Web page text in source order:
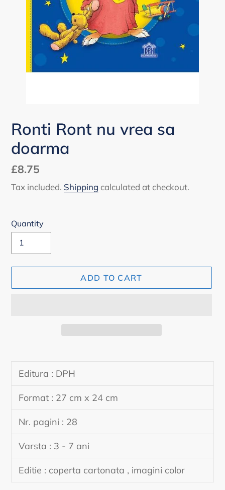
Ronti Ront nu vrea sa
doarma
Regular
price
£8.75
Tax included. Shipping calculated at checkout.
Quantity
ADD TO CART
cart
Editura : DPH
Format : 27 cm x 24 cm
Nr. pagini : 28
Varsta : 3 - 7 ani
Editie : coperta cartonata , imagini color